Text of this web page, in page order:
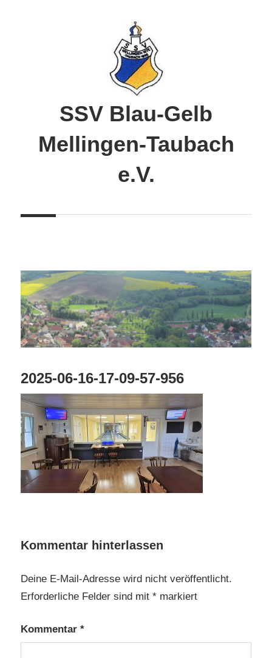
SSV Blau-Gelb
Mellingen-Taubach
e.V.
2025-06-16-17-09-57-956
Kommentar hinterlassen
Deine E-Mail-Adresse wird nicht veröffentlicht.
Erforderliche Felder sind mit * markiert
Kommentar *